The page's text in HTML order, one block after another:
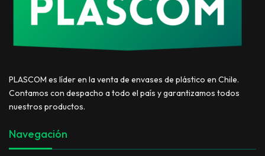
PLASCOM es líder en la venta de envases de plástico en Chile.
Contamos con despacho a todo el país y garantizamos todos
nuestros productos.
Navegación